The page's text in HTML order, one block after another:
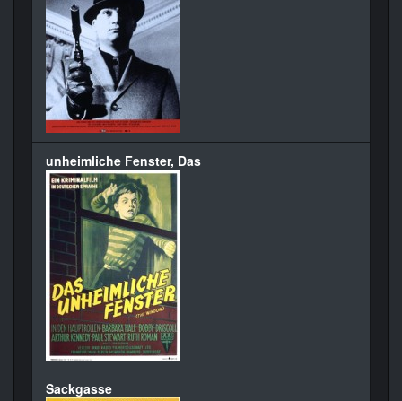
unheimliche Fenster, Das
Sackgasse